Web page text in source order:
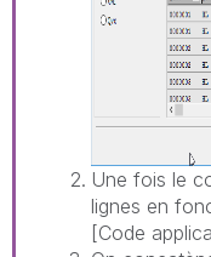
Une fois le
lignes en
[Code